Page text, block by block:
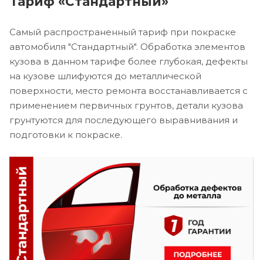
Самый распространенный тариф при покраске
автомобиля "Стандартный". Обработка элементов
кузова в данном тарифе более глубокая, дефекты
на кузове шлифуются до металлической
поверхности, место ремонта восстанавливается с
применением первичных грунтов, детали кузова
грунтуются для последующего выравнивания и
подготовки к покраске.